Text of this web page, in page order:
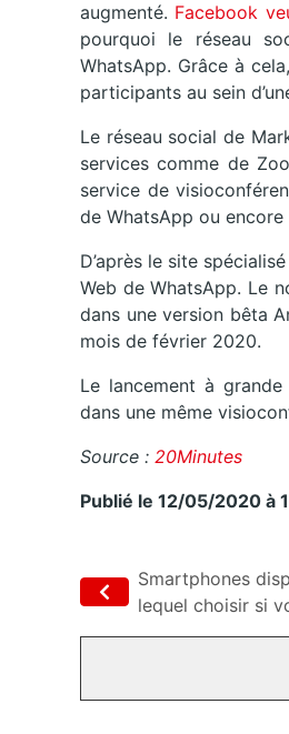
augmenté. Facebook
pourquoi le réseau
WhatsApp. Grâce à
participants au sein
Le réseau social de
services comme de
service de
de WhatsApp ou
D’après le site
Web de WhatsApp. Le
dans une version bêta
mois de février 2020.
Le lancement à
dans une même
Source : 20Minutes
Publié le 12/05/2020 à
Smartphones
lequel choisir si